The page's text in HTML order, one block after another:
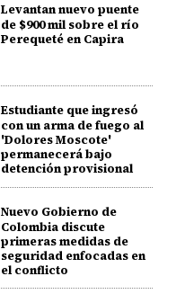
Levantan nuevo puente
de $900 mil sobre el río
Perequeté en Capira
Estudiante que ingresó
con un arma de fuego al
'Dolores Moscote'
permanecerá bajo
detención provisional
Nuevo Gobierno de
Colombia discute
primeras medidas de
seguridad enfocadas en
el conflicto